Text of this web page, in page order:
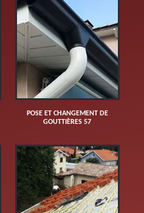
POSE ET CHANGEMENT DE
GOUTTIÈRES 57